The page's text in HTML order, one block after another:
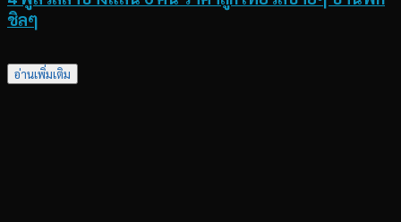
ชิลๆ
อ่านเพิ่มเติม